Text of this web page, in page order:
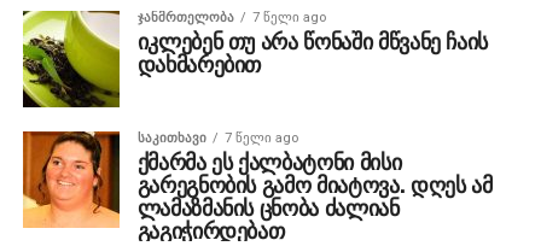
ᲯᲐᲜᲛᲠᲗᲔᲚᲝᲑᲐ 7 წელი ago
იკლებენ თუ არა წონაში მწვანე ჩაის
დახმარებით
ᲡᲐᲙᲘᲗᲮᲐᲕᲘ 7 წელი ago
ქმარმა ეს ქალბატონი მისი
გარეგნობის გამო მიატოვა. დღეს ამ
ლამაზმანის ცნობა ძალიან
გაგიჭირდებათ